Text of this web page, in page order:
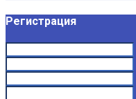
Регистрация